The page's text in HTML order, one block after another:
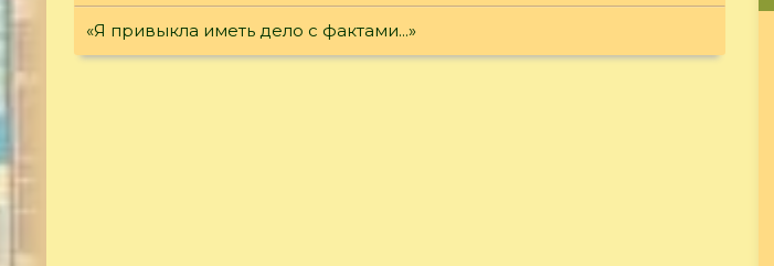
«Я привыкла иметь дело с фактами...»